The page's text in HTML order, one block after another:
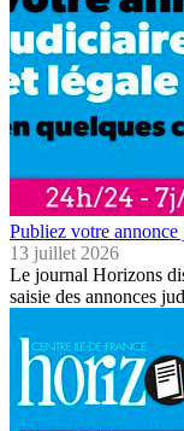
Publiez votre
13 juillet 2026
Le journal Horizons
saisie des annonces